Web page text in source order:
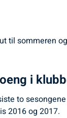
til sommeren
i
to
2016 og 2017.